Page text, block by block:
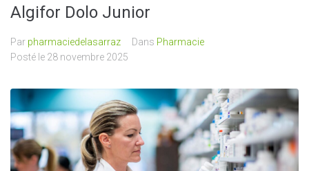
Notre équipe
Nos services
Produits Vétérinaires
Contact
Algifor Dolo Junior
Par pharmaciedelasarraz Dans Pharmacie
Posté le 28 novembre 2025